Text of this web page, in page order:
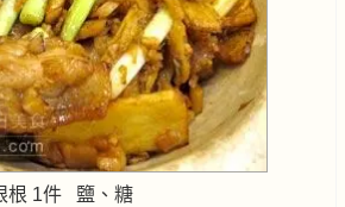
根 1件 鹽、糖